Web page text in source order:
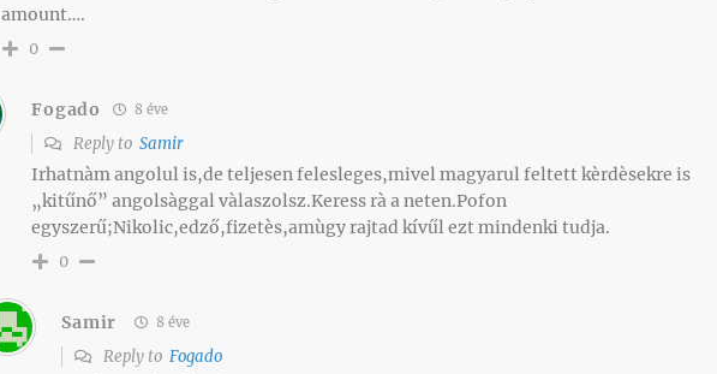
amount….
0
Fogado 8 éve
Reply toSamir
Irhatnàm angolul is,de teljesen felesleges,mivel magyarul feltett kèrdèsekre is
„kitűnő” angolsàggal vàlaszolsz.Keress rà a neten.Pofon
egyszerű;Nikolic,edző,fizetès,amùgy rajtad kívűl ezt mindenki tudja.
0
Samir 8 éve
Reply toFogado